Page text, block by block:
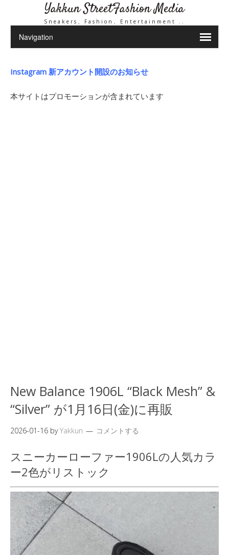
Yakkun StreetFashion Media
Sneakers、Fashion、Entertainment ..
Instagram 新アカウント開設のお知らせ
本サイトはプロモーションが含まれています
New Balance 1906L “Black Mesh” &
“Silver” が1月16日(金)に再販
2026-01-16 byYakkun コメントする
スニーカーローファー1906Lの人気カラ
ー2色がリストック